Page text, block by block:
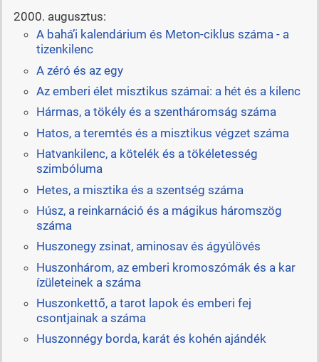
2000. augusztus:
A bahá’i kalendárium és Meton-ciklus száma - a
tizenkilenc
A zéró és az egy
Az emberi élet misztikus számai: a hét és a kilenc
Hármas, a tökély és a szentháromság száma
Hatos, a teremtés és a misztikus végzet száma
Hatvankilenc, a kötelék és a tökéletesség
szimbóluma
Hetes, a misztika és a szentség száma
Húsz, a reinkarnáció és a mágikus háromszög
száma
Huszonegy zsinat, aminosav és ágyúlövés
Huszonhárom, az emberi kromoszómák és a kar
ízületeinek a száma
Huszonkettő, a tarot lapok és emberi fej
csontjainak a száma
Huszonnégy borda, karát és kohén ajándék